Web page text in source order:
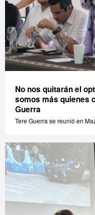
No nos quitarán el
somos más quienes
Guerra
Tere Guerra se reunió en